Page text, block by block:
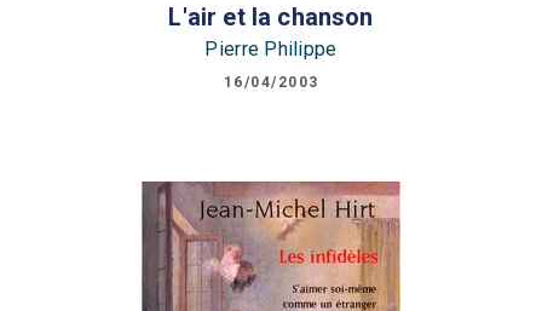
L'air et la chanson
Pierre Philippe
16/04/2003